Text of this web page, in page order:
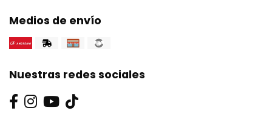
Medios de envío
Nuestras redes sociales